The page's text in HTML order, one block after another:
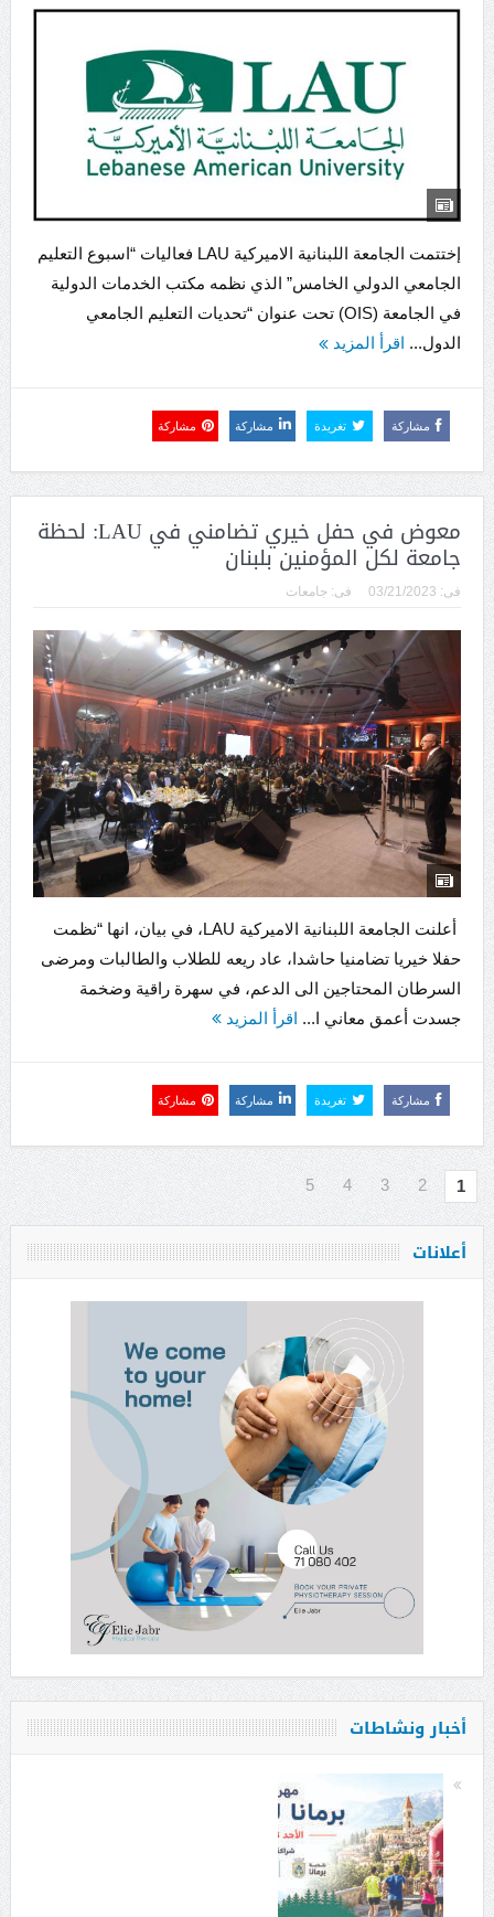
إختتمت الجامعة اللبنانية الاميركية LAU فعاليات “اسبوع التعليم
الجامعي الدولي الخامس” الذي نظمه مكتب الخدمات الدولية
في الجامعة (OIS) تحت عنوان “تحديات التعليم الجامعي
الدول... اقرأ المزيد
مشاركة تغريدة مشاركة مشاركة
معوض في حفل خيري تضامني في LAU: لحظة
جامعة لكل المؤمنين بلبنان
فى: 03/21/2023 فى: جامعات
أعلنت الجامعة اللبنانية الاميركية LAU، في بيان، انها “نظمت
حفلا خيريا تضامنيا حاشدا، عاد ريعه للطلاب والطالبات ومرضى
السرطان المحتاجين الى الدعم، في سهرة راقية وضخمة
جسدت أعمق معاني ا... اقرأ المزيد
مشاركة تغريدة مشاركة مشاركة
1
2
3
4
5
أعلانات
أخبار ونشاطات